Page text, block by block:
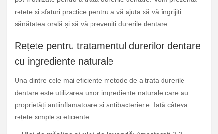
rețete și sfaturi practice pentru a vă ajuta să vă îngrijiți
sănătatea orală și să vă preveniți durerile dentare.
Rețete pentru tratamentul durerilor dentare
cu ingrediente naturale
Una dintre cele mai eficiente metode de a trata durerile
dentare este utilizarea unor ingrediente naturale care au
proprietăți antiinflamatoare și antibacteriene. Iată câteva
rețete simple și eficiente: